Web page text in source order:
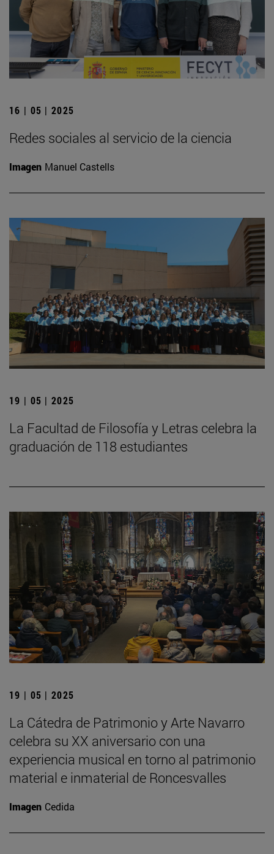
16 | 05 | 2025
Redes sociales al servicio de la ciencia
Imagen Manuel Castells
19 | 05 | 2025
La Facultad de Filosofía y Letras celebra la
graduación de 118 estudiantes
19 | 05 | 2025
La Cátedra de Patrimonio y Arte Navarro
celebra su XX aniversario con una
experiencia musical en torno al patrimonio
material e inmaterial de Roncesvalles
Imagen Cedida